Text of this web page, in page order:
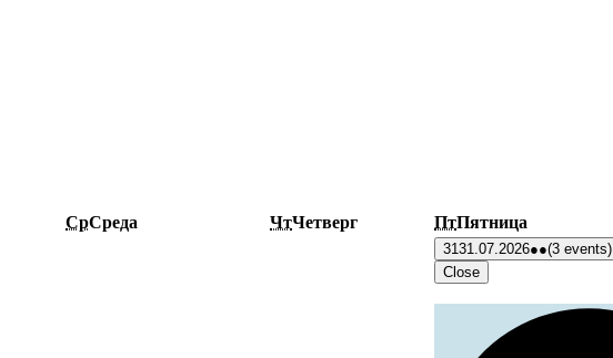
СрСреда ЧтЧетверг ПтПятница
3131.07.2026●●(3 events)
Close